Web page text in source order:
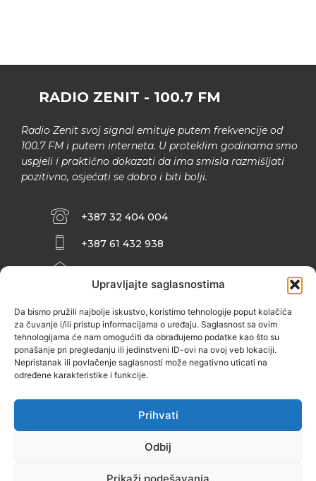
Upravljajte saglasnostima
Da bismo pružili najbolje iskustvo, koristimo tehnologije poput kolačića
za čuvanje i/ili pristup informacijama o uređaju. Saglasnost sa ovim
tehnologijama će nam omogućiti da obrađujemo podatke kao što su
ponašanje pri pregledanju ili jedinstveni ID-ovi na ovoj veb lokaciji.
Nepristanak ili povlačenje saglasnosti može negativno uticati na
određene karakteristike i funkcije.
Prihvati
Odbij
Prikaži podešavanja
RADIO ZENIT - 100.7 FM
Radio Zenit svoj signal emituje putem frekvencije od
100.7 FM i putem interneta. U proteklim godinama smo
uspjeli i praktično dokazati da ima smisla razmišljati
pozitivno, osjećati se dobro i biti bolji.
+387 32 404 004
+387 61 432 938
INFO@ZENIT.BA
ZENIČANKA, 3. SPRAT), 72000 ZENICA